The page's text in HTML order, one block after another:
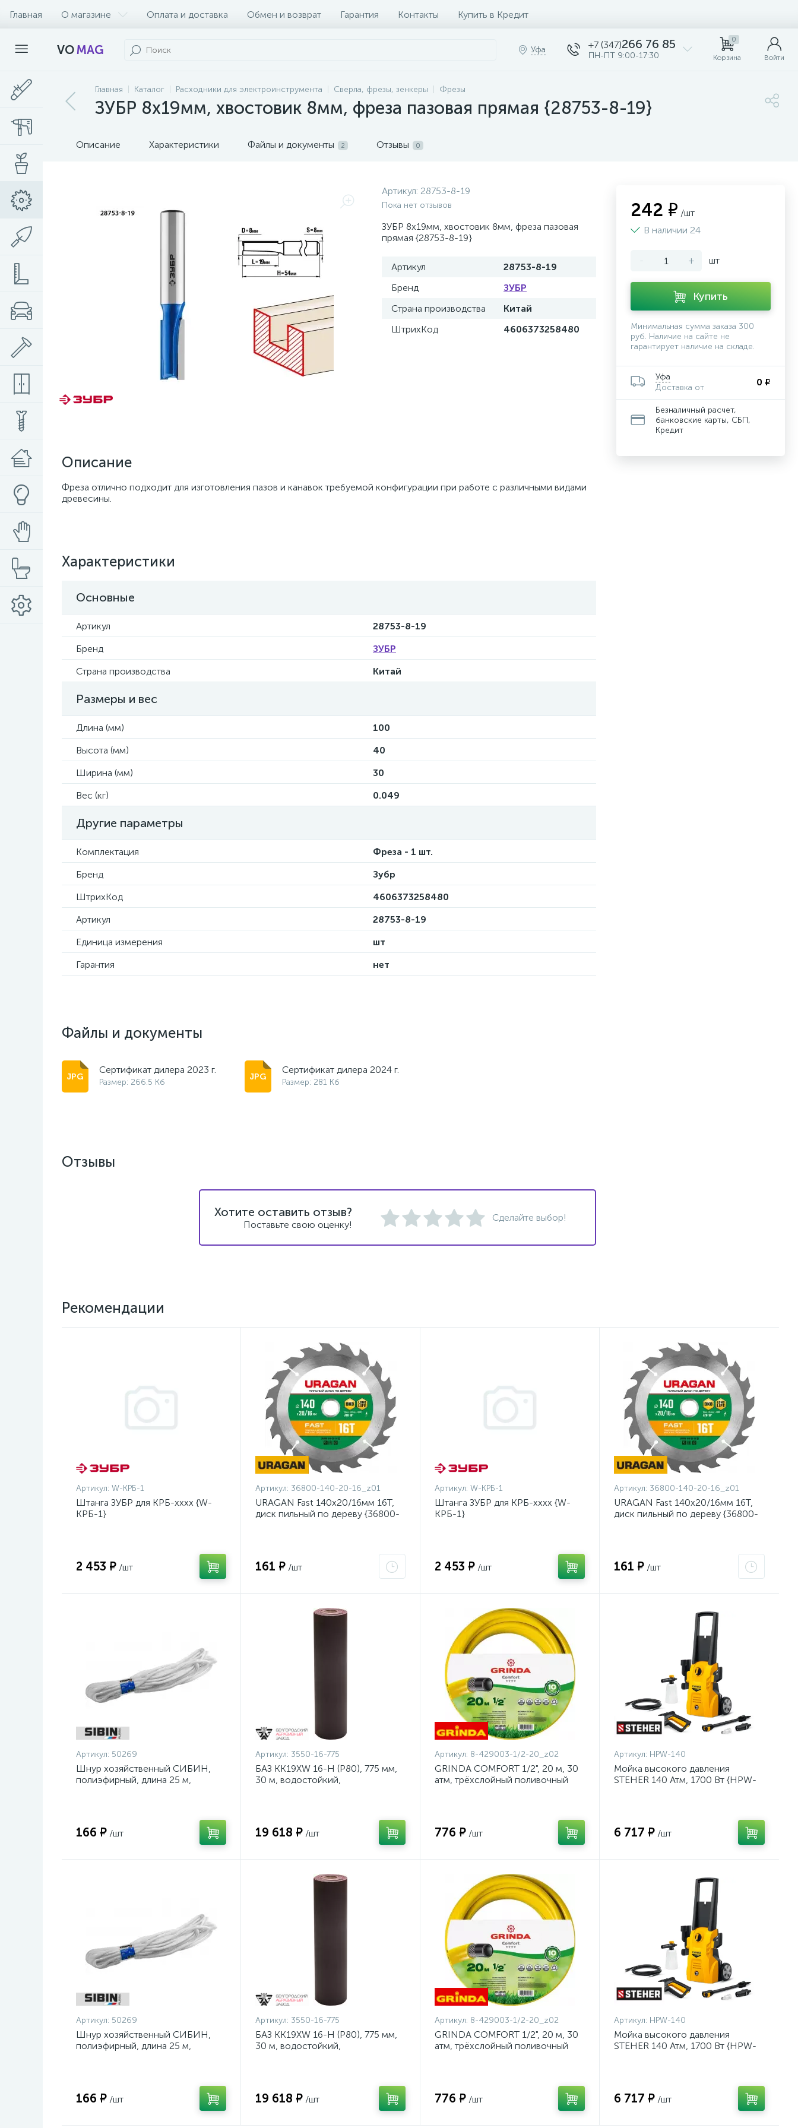
Главная О магазине Оплата и доставка Обмен и возврат Гарантия Контакты Купить в Кредит
VOMAG Уфа +7 (347)266 76 85
ПН-ПТ 9:00-17:30
0
Корзина Войти
Главная Каталог Расходники для электроинструмента Сверла, фрезы, зенкеры Фрезы
ЗУБР 8x19мм, хвостовик 8мм, фреза пазовая прямая {28753-8-19}
Описание Характеристики Файлы и документы 2 Отзывы 0
Артикул: 28753-8-19
Пока нет отзывов
ЗУБР 8x19мм, хвостовик 8мм, фреза пазовая
прямая {28753-8-19}
Артикул
28753-8-19
Бренд
ЗУБР
Страна производства
Китай
ШтрихКод
4606373258480
Описание
Фреза отлично подходит для изготовления пазов и канавок требуемой конфигурации при работе с различными видами
древесины.
Характеристики
Основные
Артикул
28753-8-19
Бренд
ЗУБР
Страна производства
Китай
Размеры и вес
Длина (мм)
100
Высота (мм)
40
Ширина (мм)
30
Вес (кг)
0.049
Другие параметры
Комплектация
Фреза - 1 шт.
Бренд
Зубр
ШтрихКод
4606373258480
Артикул
28753-8-19
Единица измерения
шт
Гарантия
нет
Файлы и документы
Сертификат дилера 2023 г.
Размер: 266.5 Кб
Сертификат дилера 2024 г.
Размер: 281 Кб
242 ₽ /шт
В наличии 24
- + шт
Купить
Минимальная сумма заказа 300
руб. Наличие на сайте не
гарантирует наличие на складе.
Уфа
Доставка от
0 ₽
Безналичный расчет,
банковские карты, СБП,
Кредит
Отзывы
Хотите оставить отзыв?
Поставьте свою оценку!
Сделайте выбор!
Рекомендации
Артикул: W-КРБ-1
Штанга ЗУБР для КРБ-хххх {W-
КРБ-1}
2 453 ₽ /шт
Артикул: 36800-140-20-16_z01
URAGAN Fast 140x20/16мм 16Т,
диск пильный по дереву {36800-
161 ₽ /шт
Артикул: W-КРБ-1
Штанга ЗУБР для КРБ-хххх {W-
КРБ-1}
2 453 ₽ /шт
Артикул: 36800-140-20-16_z01
URAGAN Fast 140x20/16мм 16Т,
диск пильный по дереву {36800-
161 ₽ /шт
Артикул: 50269
Шнур хозяйственный СИБИН,
полиэфирный, длина 25 м,
166 ₽ /шт
Артикул: 3550-16-775
БАЗ KK19XW 16-H (Р80), 775 мм,
30 м, водостойкий,
19 618 ₽ /шт
Артикул: 8-429003-1/2-20_z02
GRINDA COMFORT 1/2", 20 м, 30
атм, трёхслойный поливочный
776 ₽ /шт
Артикул: HPW-140
Мойка высокого давления
STEHER 140 Атм, 1700 Вт {HPW-
6 717 ₽ /шт
Артикул: 50269
Шнур хозяйственный СИБИН,
полиэфирный, длина 25 м,
166 ₽ /шт
Артикул: 3550-16-775
БАЗ KK19XW 16-H (Р80), 775 мм,
30 м, водостойкий,
19 618 ₽ /шт
Артикул: 8-429003-1/2-20_z02
GRINDA COMFORT 1/2", 20 м, 30
атм, трёхслойный поливочный
776 ₽ /шт
Артикул: HPW-140
Мойка высокого давления
STEHER 140 Атм, 1700 Вт {HPW-
6 717 ₽ /шт